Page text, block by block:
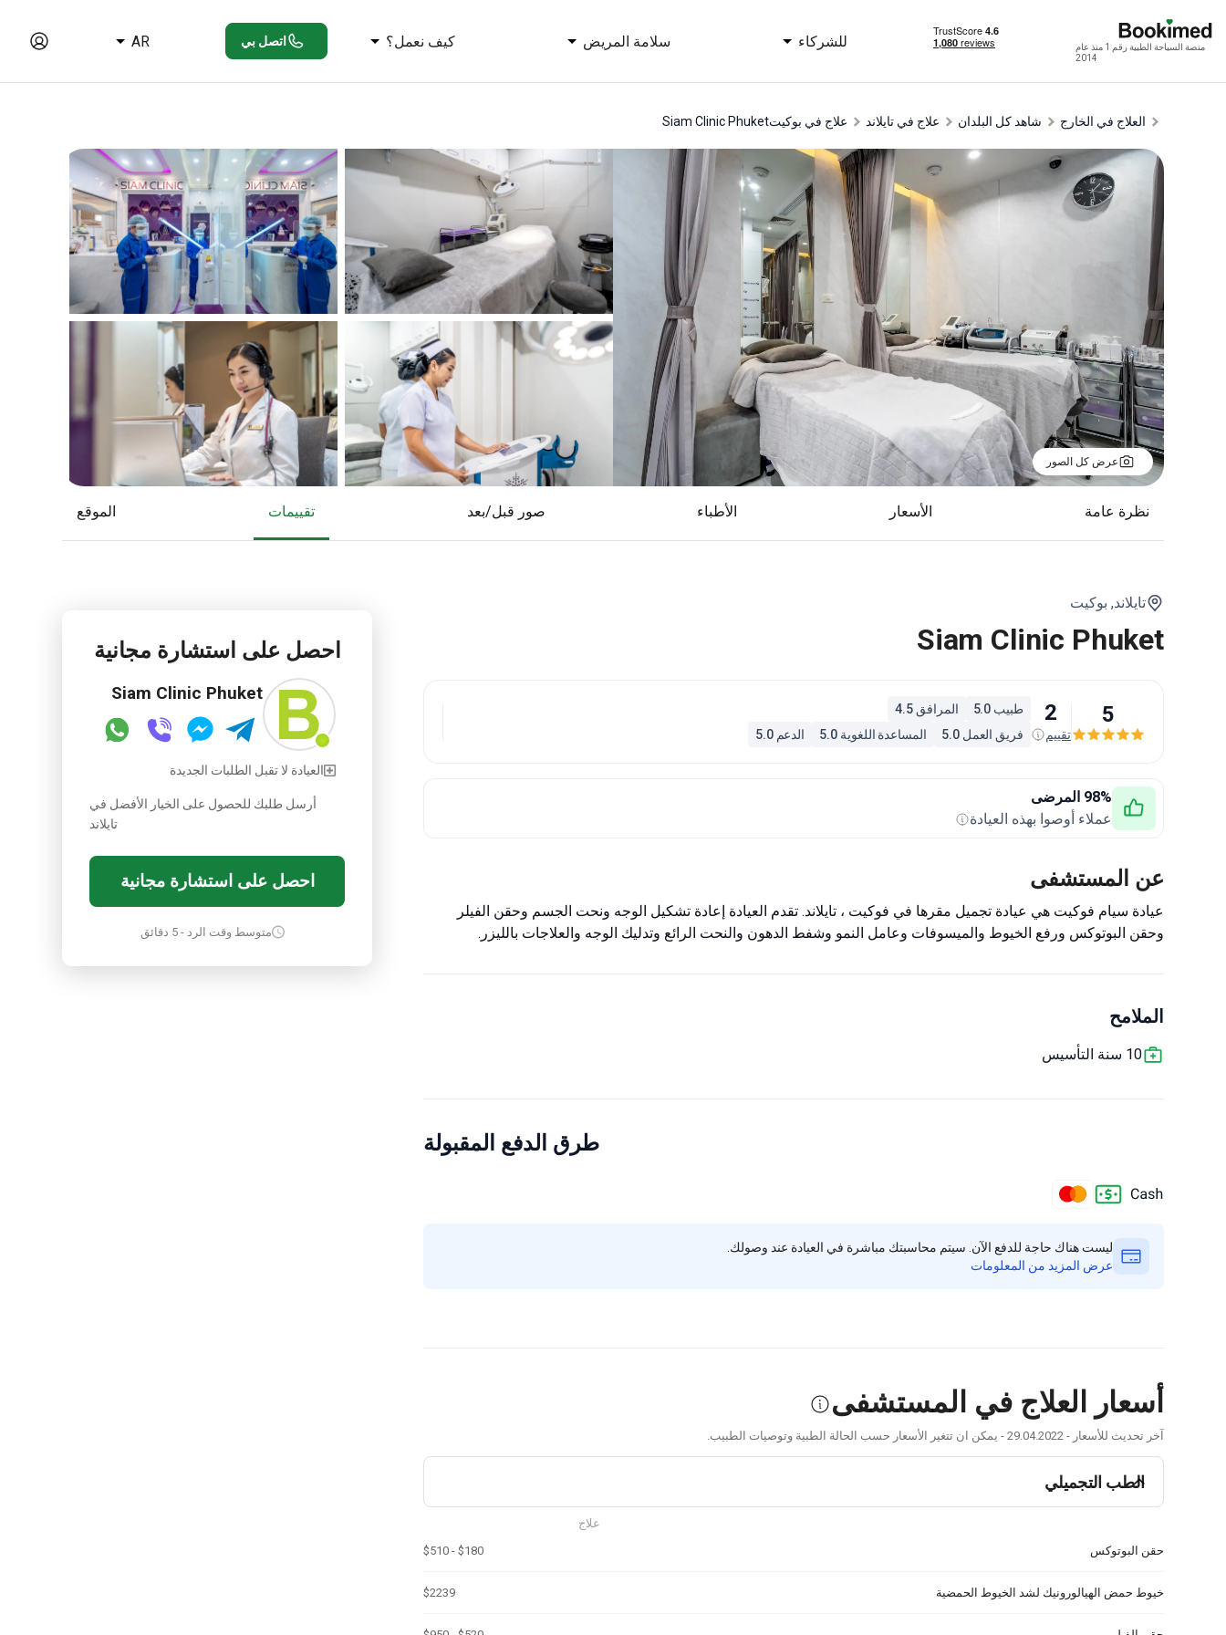
منصة السياحة الطبية رقم 1 منذ عام
2014
للشركاء سلامة المريض كيف نعمل؟ اتصل بي AR
العلاج في الخارج شاهد كل البلدان علاج في تايلاند علاج في بوكيتSiam Clinic Phuket
عرض كل الصور
نظرة عامة الأسعار الأطباء صور قبل/بعد تقييمات الموقع
تايلاند, بوكيت
Siam Clinic Phuket
5
2
تقييم
طبيب 5.0
المرافق 4.5
فريق العمل 5.0
المساعدة اللغوية 5.0 الدعم 5.0
98% المرضى
عملاء أوصوا بهذه العيادة
عن المستشفى
عيادة سيام فوكيت هي عيادة تجميل مقرها في فوكيت ، تايلاند. تقدم العيادة إعادة تشكيل الوجه ونحت الجسم وحقن الفيلر
وحقن البوتوكس ورفع الخيوط والميسوفات وعامل النمو وشفط الدهون والنحت الرائع وتدليك الوجه والعلاجات بالليزر.
الملامح
10 سنة التأسيس
طرق الدفع المقبولة
ليست هناك حاجة للدفع الآن. سيتم محاسبتك مباشرة في العيادة عند وصولك.
عرض المزيد من المعلومات
أسعار العلاج في المستشفى
آخر تحديث للأسعار - 29.04.2022 - يمكن ان تتغير الأسعار حسب الحالة الطبية وتوصيات الطبيب.
الطب التجميلي
علاج
حقن البوتوكس
$180 - $510
خيوط حمض الهيالورونيك لشد الخيوط الحمضية $2239
احصل على استشارة مجانية
Siam Clinic Phuket
العيادة لا تقبل الطلبات الجديدة
أرسل طلبك للحصول على الخيار الأفضل في
تايلاند
احصل على استشارة مجانية
متوسط وقت الرد - 5 دقائق